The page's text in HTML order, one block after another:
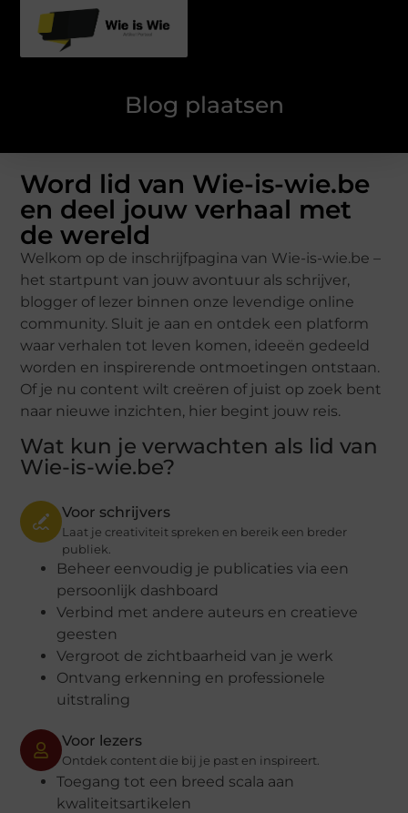
Blog plaatsen
Word lid van Wie-is-wie.be
en deel jouw verhaal met
de wereld
Welkom op de inschrijfpagina van Wie-is-wie.be –
het startpunt van jouw avontuur als schrijver,
blogger of lezer binnen onze levendige online
community. Sluit je aan en ontdek een platform
waar verhalen tot leven komen, ideeën gedeeld
worden en inspirerende ontmoetingen ontstaan.
Of je nu content wilt creëren of juist op zoek bent
naar nieuwe inzichten, hier begint jouw reis.
Wat kun je verwachten als lid van
Wie-is-wie.be?
Voor schrijvers
Laat je creativiteit spreken en bereik een breder
publiek.
Beheer eenvoudig je publicaties via een
persoonlijk dashboard
Verbind met andere auteurs en creatieve
geesten
Vergroot de zichtbaarheid van je werk
Ontvang erkenning en professionele
uitstraling
Voor lezers
Ontdek content die bij je past en inspireert.
Toegang tot een breed scala aan
kwaliteitsartikelen